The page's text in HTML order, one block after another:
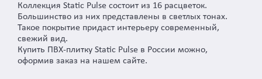
Коллекция Static Pulse состоит из 16 расцветок.
Большинство из них представлены в светлых тонах.
Такое покрытие придаст интерьеру современный,
свежий вид.
Купить ПВХ-плитку Static Pulse в России можно,
оформив заказ на нашем сайте.